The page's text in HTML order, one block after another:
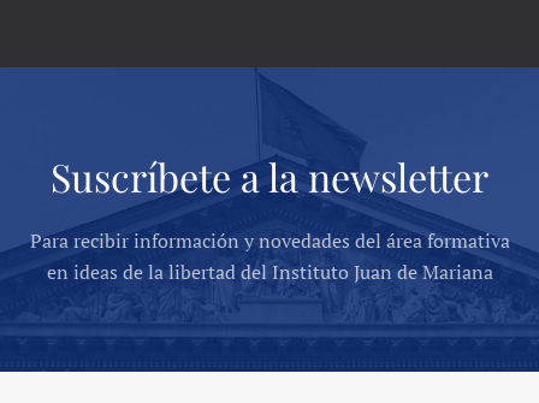
Suscríbete a la newsletter
Para recibir información y novedades del área formativa
en ideas de la libertad del Instituto Juan de Mariana